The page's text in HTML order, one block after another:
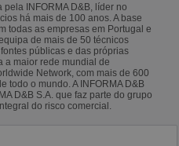
INFORMA D&B, líder no
há mais de 100 anos. A base
todas as empresas em Portugal e
de mais de 50 técnicos
públicas e das próprias
a maior rede mundial de
Network, com mais de 600
todo o mundo. A INFORMA D&B
D&B S.A. que faz parte do grupo
do risco comercial.